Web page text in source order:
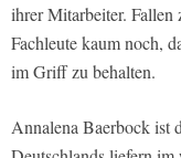
ihrer Mitarbeiter. Fallen
Fachleute kaum noch,
im Griff zu behalten.
Annalena Baerbock ist